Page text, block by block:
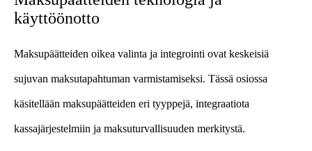
käyttöönotto
Maksupäätteiden oikea valinta ja integrointi ovat keskeisiä
sujuvan maksutapahtuman varmistamiseksi. Tässä osiossa
käsitellään maksupäätteiden eri tyyppejä, integraatiota
kassajärjestelmiin ja maksuturvallisuuden merkitystä.